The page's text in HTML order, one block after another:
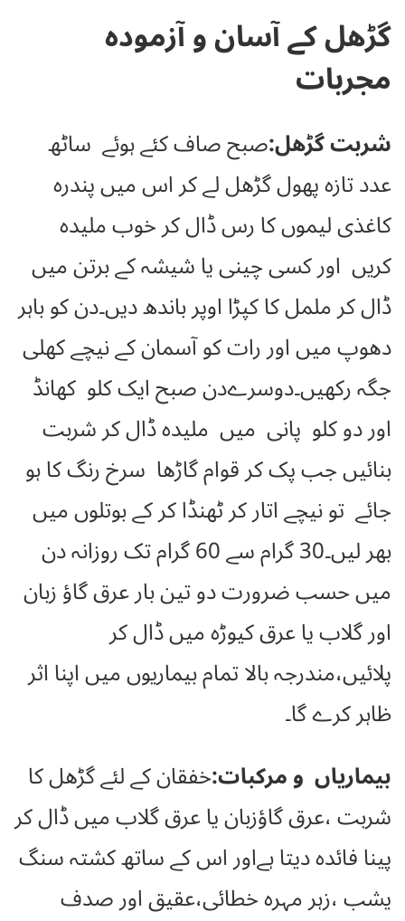
گڑھل کے آسان و آزمودہ
مجربات
شربت گڑھل:صبح صاف کئے ہوئے ساٹھ
عدد تازہ پھول گڑھل لے کر اس میں پندرہ
کاغذی لیموں کا رس ڈال کر خوب ملیدہ
کریں اور کسی چینی یا شیشہ کے برتن میں
ڈال کر ململ کا کپڑا اوپر باندھ دیں۔دن کو باہر
دھوپ میں اور رات کو آسمان کے نیچے کھلی
جگہ رکھیں۔دوسرےدن صبح ایک کلو کھانڈ
اور دو کلو پانی میں ملیدہ ڈال کر شربت
بنائیں جب پک کر قوام گاڑھا سرخ رنگ کا ہو
جائے تو نیچے اتار کر ٹھنڈا کر کے بوتلوں میں
بھر لیں۔30 گرام سے 60 گرام تک روزانہ دن
میں حسب ضرورت دو تین بار عرق گاؤ زبان
اور گلاب یا عرق کیوڑہ میں ڈال کر
پلائیں،مندرجہ بالا تمام بیماریوں میں اپنا اثر
ظاہر کرے گا۔
بیماریاں و مرکبات:خفقان کے لئے گڑھل کا
شربت ،عرق گاؤزبان یا عرق گلاب میں ڈال کر
پینا فائدہ دیتا ہےاور اس کے ساتھ کشتہ سنگ
یشب ،زہر مہرہ خطائی،عقیق اور صدف